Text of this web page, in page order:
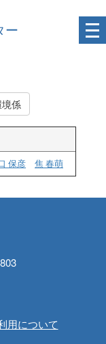
ー
係
保彦 焦 春萌
用について